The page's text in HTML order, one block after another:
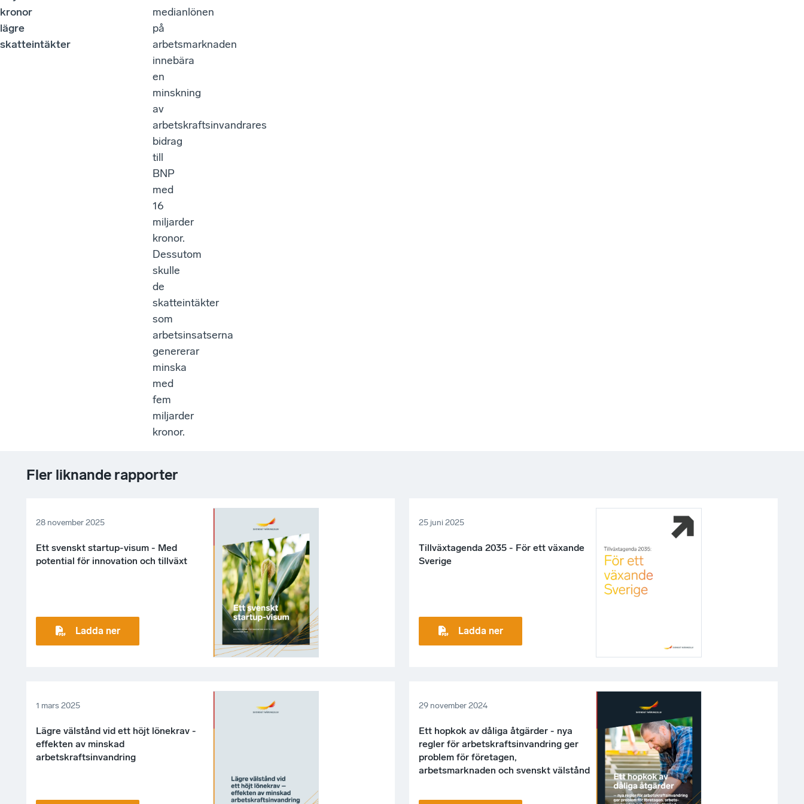
kronor
lägre
skatteintäkter
medianlönen
på
arbetsmarknaden
innebära
en
minskning
av
arbetskraftsinvandrares
bidrag
till
BNP
med
16
miljarder
kronor.
Dessutom
skulle
de
skatteintäkter
som
arbetsinsatserna
genererar
minska
med
fem
miljarder
kronor.
Fler liknande rapporter
28 november 2025
Ett svenskt startup-visum - Med
potential för innovation och tillväxt
Ladda ner
25 juni 2025
Tillväxtagenda 2035 - För ett växande
Sverige
Ladda ner
1 mars 2025
Lägre välstånd vid ett höjt lönekrav -
effekten av minskad
arbetskraftsinvandring
29 november 2024
Ett hopkok av dåliga åtgärder - nya
regler för arbetskraftsinvandring ger
problem för företagen,
arbetsmarknaden och svenskt välstånd